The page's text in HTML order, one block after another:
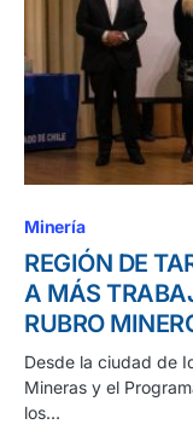
Minería
REGIÓN DE
A MÁS
RUBRO
Desde la ciudad de
Mineras y el
los…